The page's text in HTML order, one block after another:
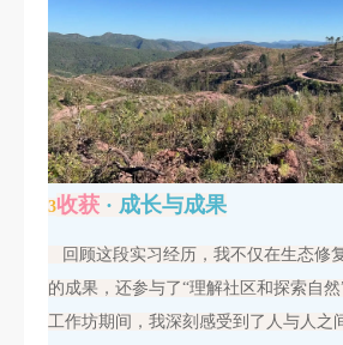
3收获 · 成长与成果
回顾这段实习经历，我不仅在生态修
的成果，还参与了“理解社区和探索自
工作坊期间，我深刻感受到了人与人之